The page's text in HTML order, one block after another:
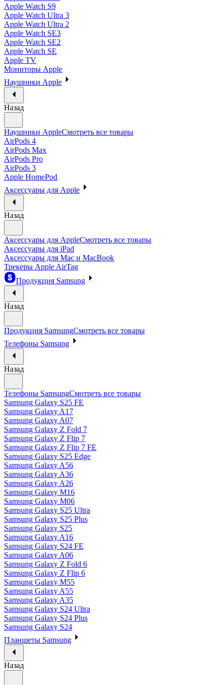
Apple Watch S9
Apple Watch Ultra 3
Apple Watch Ultra 2
Apple Watch SE3
Apple Watch SE2
Apple Watch SE
Apple TV
Мониторы Apple
Наушники Apple
Назад
Наушники AppleСмотреть все товары
AirPods 4
AirPods Max
AirPods Pro
AirPods 3
Apple HomePod
Аксессуары для Apple
Назад
Аксессуары для AppleСмотреть все товары
Аксессуары для iPad
Аксессуары для Mac и MacBook
Трекеры Apple AirTag
Продукция Samsung
Назад
Продукция SamsungСмотреть все товары
Телефоны Samsung
Назад
Телефоны SamsungСмотреть все товары
Samsung Galaxy S25 FE
Samsung Galaxy A17
Samsung Galaxy A07
Samsung Galaxy Z Fold 7
Samsung Galaxy Z Flip 7
Samsung Galaxy Z Flip 7 FE
Samsung Galaxy S25 Edge
Samsung Galaxy A56
Samsung Galaxy A36
Samsung Galaxy A26
Samsung Galaxy M16
Samsung Galaxy M06
Samsung Galaxy S25 Ultra
Samsung Galaxy S25 Plus
Samsung Galaxy S25
Samsung Galaxy A16
Samsung Galaxy S24 FE
Samsung Galaxy A06
Samsung Galaxy Z Fold 6
Samsung Galaxy Z Flip 6
Samsung Galaxy M55
Samsung Galaxy A55
Samsung Galaxy A35
Samsung Galaxy S24 Ultra
Samsung Galaxy S24 Plus
Samsung Galaxy S24
Планшеты Samsung
Назад